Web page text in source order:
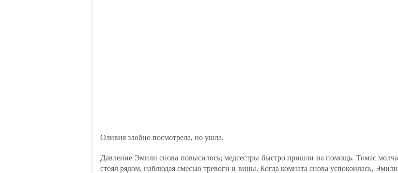
Оливия злобно посмотрела, но ушла.
Давление Эмили снова повысилось; медсестры быстро пришли на помощь. Томас молча
стоял рядом, наблюдая смесью тревоги и вины. Когда комната снова успокоилась, Эмили